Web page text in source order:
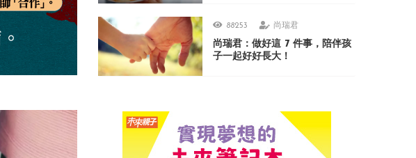
88253 尚瑞君
尚瑞君：做好這 7 件事，陪伴孩
子一起好好長大！